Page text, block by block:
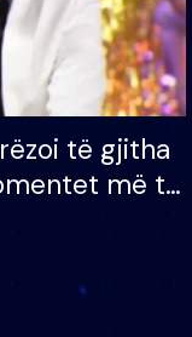
të gjitha
më të
VIP: Do më